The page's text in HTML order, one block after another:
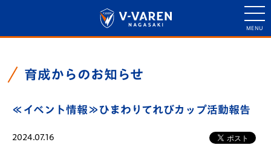
育成からのお知らせ
≪イベント情報≫ひまわりてれびカップ活動報告
2024.07.16